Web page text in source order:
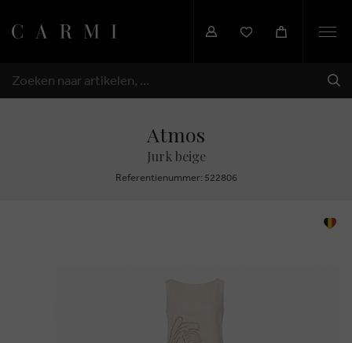
ZOEKEN
Atmos
Jurk beige
Referentienummer: 522806